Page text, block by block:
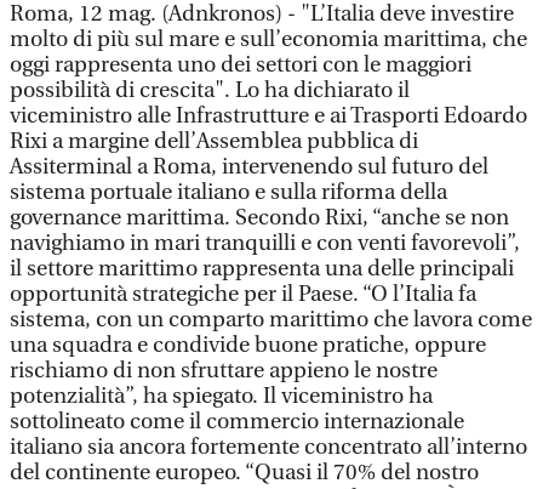
Roma, 12 mag. (Adnkronos) - "L’Italia deve investire
molto di più sul mare e sull’economia marittima, che
oggi rappresenta uno dei settori con le maggiori
possibilità di crescita". Lo ha dichiarato il
viceministro alle Infrastrutture e ai Trasporti Edoardo
Rixi a margine dell’Assemblea pubblica di
Assiterminal a Roma, intervenendo sul futuro del
sistema portuale italiano e sulla riforma della
governance marittima. Secondo Rixi, “anche se non
navighiamo in mari tranquilli e con venti favorevoli”,
il settore marittimo rappresenta una delle principali
opportunità strategiche per il Paese. “O l’Italia fa
sistema, con un comparto marittimo che lavora come
una squadra e condivide buone pratiche, oppure
rischiamo di non sfruttare appieno le nostre
potenzialità”, ha spiegato. Il viceministro ha
sottolineato come il commercio internazionale
italiano sia ancora fortemente concentrato all’interno
del continente europeo. “Quasi il 70% del nostro